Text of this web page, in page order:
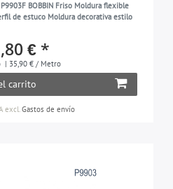
BOBBIN Friso Moldura flexible
de estuco Moldura decorativa estilo
€ *
| 35,90 € / Metro
carrito
excl.Gastos de envío